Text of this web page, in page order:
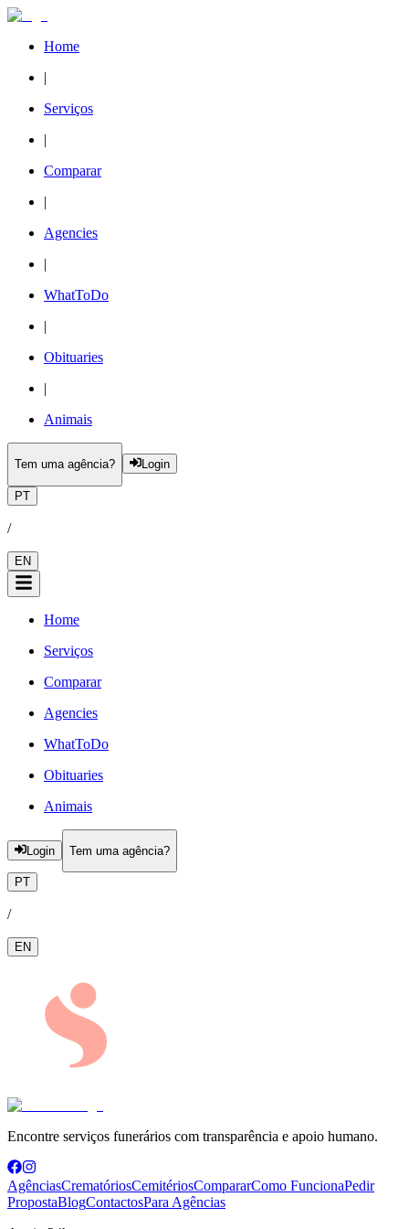
Home
|
Serviços
|
Comparar
|
Agencies
|
WhatToDo
|
Obituaries
|
Animais
Tem uma agência? Login
PT
/
EN
Home
Serviços
Comparar
Agencies
WhatToDo
Obituaries
Animais
Login Tem uma agência?
PT
/
EN
Encontre serviços funerários com transparência e apoio humano.
AgênciasCrematóriosCemitériosCompararComo FuncionaPedir
PropostaBlogContactosPara Agências